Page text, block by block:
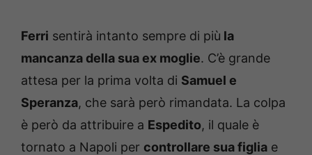
Ferri sentirà intanto sempre di più la
mancanza della sua ex moglie. C’è grande
attesa per la prima volta di Samuel e
Speranza, che sarà però rimandata. La colpa
è però da attribuire a Espedito, il quale è
tornato a Napoli per controllare sua figlia e